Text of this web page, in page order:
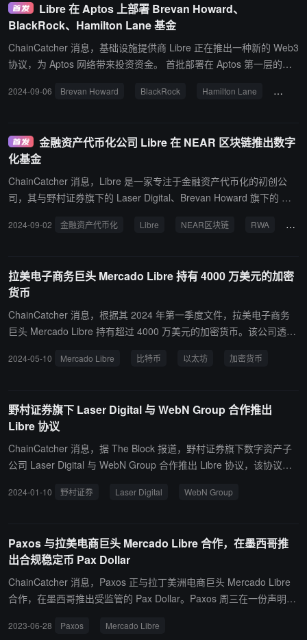
Libre 在 Aptos 上部署 Brevan Howard、
BlackRock、Hamilton Lane 基金
ChainCatcher 消息，基础设施提供商 Libre 正在推出一种新的 Web3
协议，为 Aptos 网络带来投资资金。 首批部署在 Aptos 第一层的基
会基金和贝莱德的 ICS 货币市场基金。这些基金合计管理着超过 910
骨干基础设施。根据公告，Libre 的 Gateway DeFi DApps 将允许经
认可的专业和机构投资者在链上访问资金。
2024-09-06 Brevan Howard BlackRock Hamilton Lane Libre
金融资产代币化公司 Libre 在 NEAR 区块链推出数字
化基金
ChainCatcher 消息，Libre 是一家专注于金融资产代币化的初创公
司，其与野村证券旗下的 Laser Digital、Brevan Howard 旗下的 We
出数字化基金，从而实现代币化的现实世界资产 (RWA) 跨多个区块
基金。 据悉，自四个月前上线以来，Libre 资产管理规模突破了 1 亿
美元。
2024-09-02 金融资产代币化 Libre NEAR区块链 RWA 数
拉美电子商务巨头 Mercado Libre 持有 4000 万美元的加密
货币
ChainCatcher 消息，根据其 2024 年第一季度文件，拉美电子商务
巨头 Mercado Libre 持有超过 4000 万美元的加密货币。该公司透
然而其首席信息官理查德·卡思卡特（Richard Cathcart）解释称：“M
前，我们自己没有。”
2024-05-10 Mercado Libre 比特币 以太坊 加密货币
野村证券旗下 Laser Digital 与 WebN Group 合作推出
Libre 协议
ChainCatcher 消息，据 The Block 报道，野村证券旗下数字资产子
公司 Laser Digital 与 WebN Group 合作推出 Libre 协议，该协议是
能合约，旨在实现另类投资的合规发行和管理。该协议是使用 Polyg
的加密货币部门，而 WebN Group 是金融科技和 Web3 创新孵化中
心，得到 Laser Digital 和 Brevan Howard 联合创始人 Alan Howard
的支持。
2024-01-10 野村证券 Laser Digital WebN Group
Paxos 与拉美电商巨头 Mercado Libre 合作，在墨西哥推
出合规稳定币 Pax Dollar
ChainCatcher 消息，Paxos 正与拉丁美洲电商巨头 Mercado Libre
合作，在墨西哥推出受监管的 Pax Dollar。Paxos 周三在一份声明中
国所有客户开放。 据悉，Mercado Pago 拥有近 4000 万活跃用户，
2023-06-28 Paxos Mercado Libre